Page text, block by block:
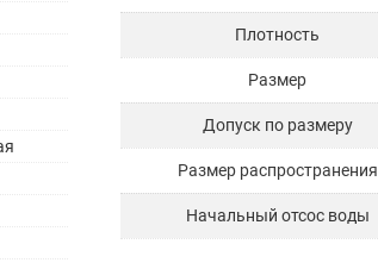
Плотность
Размер
Допуск по размеру
Размер распространения
Начальный отсос воды